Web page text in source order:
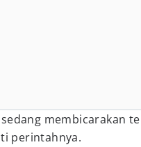
membicarakan
perintahnya.